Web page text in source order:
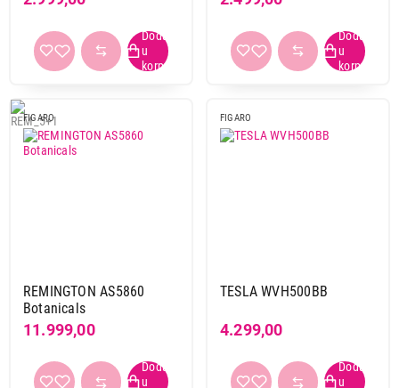
FIGARO
REMINGTON AS5860
Botanicals
11.999,00
FIGARO
TESLA WVH500BB
4.299,00